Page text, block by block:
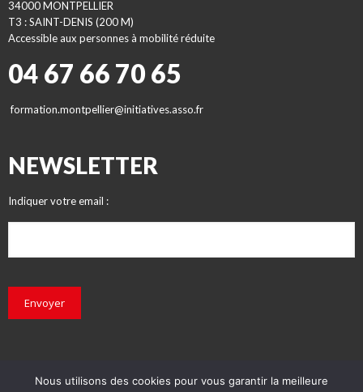
34000 MONTPELLIER
T3 : SAINT-DENIS (200 M)
Accessible aux personnes à mobilité réduite
04 67 66 70 65
formation.montpellier@initiatives.asso.fr
NEWSLETTER
Indiquer votre email :
Envoyer
Nous utilisons des cookies pour vous garantir la meilleure